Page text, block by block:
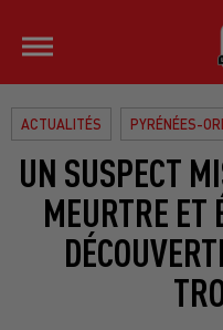
ACTUALITÉS PYRÉNÉES-
UN SUSPECT
MEURTRE ET